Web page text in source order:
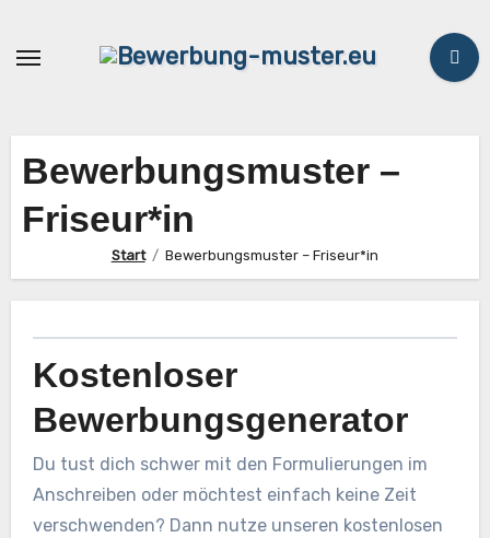
Bewerbungsmuster –
Friseur*in
Start Bewerbungsmuster – Friseur*in
Kostenloser
Bewerbungsgenerator
Du tust dich schwer mit den Formulierungen im
Anschreiben oder möchtest einfach keine Zeit
verschwenden? Dann nutze unseren kostenlosen